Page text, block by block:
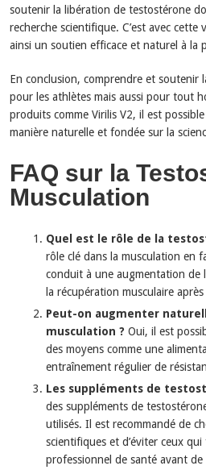
soutenir la libération de testostérone
recherche scientifique. C’est avec
ainsi un soutien efficace et naturel à la
En conclusion, comprendre et
pour les athlètes mais aussi pour tout
produits comme Virilis V2, il est
manière naturelle et fondée sur la
FAQ sur la
Musculation
Quel est le rôle de la
rôle clé dans la musculation en
conduit à une augmentation de
la récupération musculaire après
Peut-on augmenter
musculation ? Oui, il est
des moyens comme une
entraînement régulier de
Les suppléments de
des suppléments de
utilisés. Il est recommandé de
scientifiques et d’éviter ceux
professionnel de santé avant